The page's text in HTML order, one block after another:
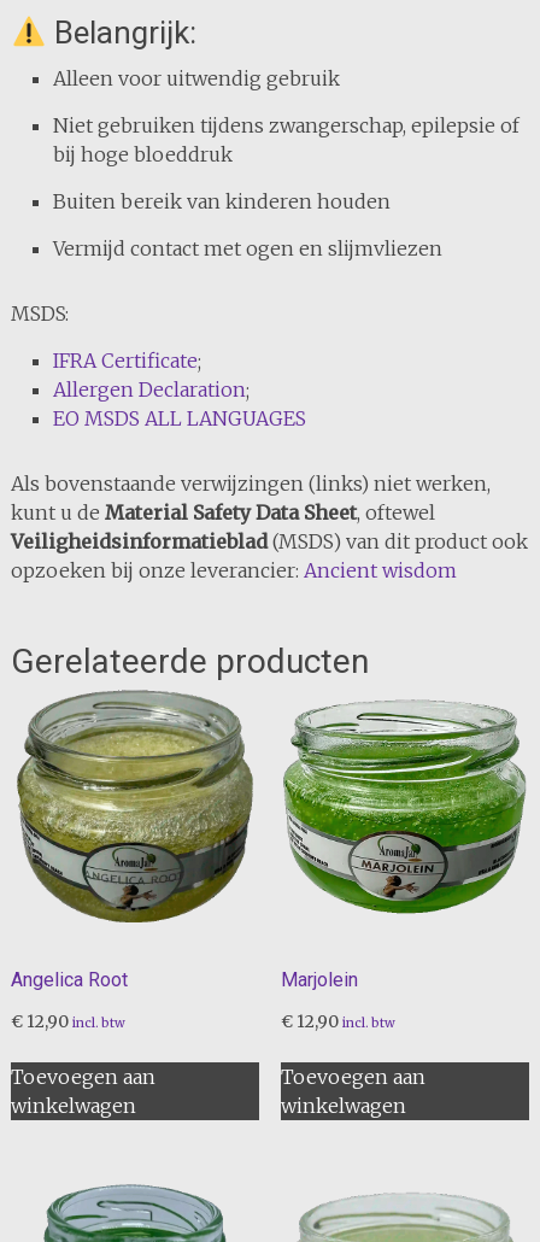
Belangrijk:
Alleen voor uitwendig gebruik
Niet gebruiken tijdens zwangerschap, epilepsie of
bij hoge bloeddruk
Buiten bereik van kinderen houden
Vermijd contact met ogen en slijmvliezen
MSDS:
IFRA Certificate;
Allergen Declaration;
EO MSDS ALL LANGUAGES
Als bovenstaande verwijzingen (links) niet werken,
kunt u de Material Safety Data Sheet, oftewel
Veiligheidsinformatieblad(MSDS) van dit product ook
opzoeken bij onze leverancier: Ancient wisdom
Gerelateerde producten
Angelica Root
€12,90 incl. btw
Toevoegen aan
winkelwagen
Marjolein
€12,90 incl. btw
Toevoegen aan
winkelwagen